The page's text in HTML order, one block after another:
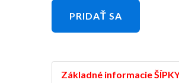
PRIDAŤ SA
Základné informacie